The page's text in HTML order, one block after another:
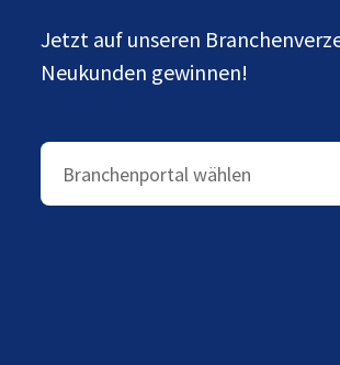
Jetzt auf unseren
Neukunden gewinnen!
Branchenportal wählen